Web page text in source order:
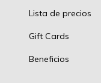
Lista de precios
Gift Cards
Beneficios